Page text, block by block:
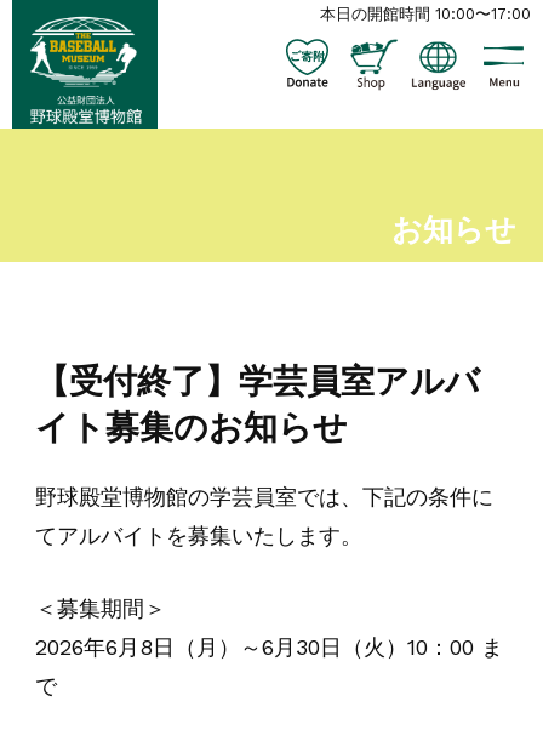
本日の開館時間 10:00〜17:00
お知らせ
【受付終了】学芸員室アルバ
イト募集のお知らせ
野球殿堂博物館の学芸員室では、下記の条件に
てアルバイトを募集いたします。
＜募集期間＞
2026年6月8日（月）～6月30日（火）10：00 ま
で